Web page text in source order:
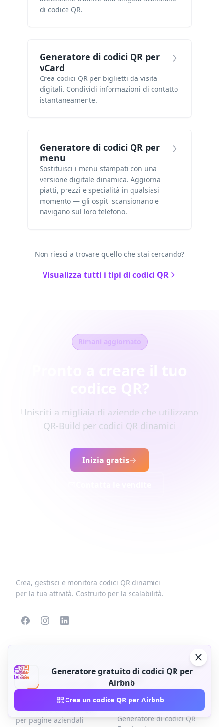
di codice QR.
Generatore di codici QR per
vCard
Crea codici QR per biglietti da visita
digitali. Condividi informazioni di contatto
istantaneamente.
Generatore di codici QR per
menu
Sostituisci i menu stampati con una
versione digitale dinamica. Aggiorna
piatti, prezzi e specialità in qualsiasi
momento — gli ospiti scansionano e
navigano sul loro telefono.
Non riesci a trovare quello che stai cercando?
Visualizza tutti i tipi di codici QR
Generatore gratuito di codici QR per
Airbnb
Crea un codice QR per Airbnb
Rimani aggiornato
Unisciti a migliaia di aziende che utilizzano
QR-Build per codici QR dinamici
Inizia gratis
Crea, gestisci e monitora codici QR dinamici
per la tua attività. Costruito per la scalabilità.
Generatori di codici QR
Generatore di codici QR
Generatore di codici QR
per pagine aziendali
Generatore di codici QR
per app
per social media
Generatore di codici QR